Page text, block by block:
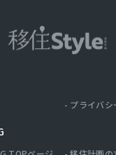
，銀行口座番号，クレジッ
情報をお尋ねすることがあ
間でなされたユーザーの個
。以下，｢提携先｣といいま
当社は，ユーザーについて
した商品，閲覧したページ
該端末の通信状態，利用に
IPアドレス，クッキー情報
歴情報および特性情報を，
プライバシ